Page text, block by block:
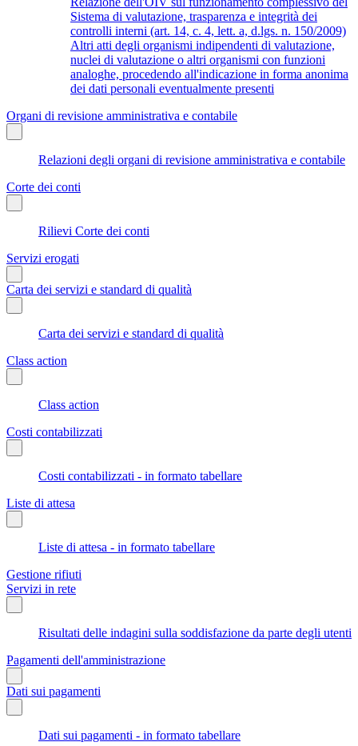
Sistema di valutazione, trasparenza e integrità dei
controlli interni (art. 14, c. 4, lett. a, d.lgs. n. 150/2009)
Altri atti degli organismi indipendenti di valutazione,
nuclei di valutazione o altri organismi con funzioni
analoghe, procedendo all'indicazione in forma anonima
dei dati personali eventualmente presenti
Organi di revisione amministrativa e contabile
Relazioni degli organi di revisione amministrativa e contabile
Corte dei conti
Rilievi Corte dei conti
Servizi erogati
Carta dei servizi e standard di qualità
Carta dei servizi e standard di qualità
Class action
Class action
Costi contabilizzati
Costi contabilizzati - in formato tabellare
Liste di attesa
Liste di attesa - in formato tabellare
Gestione rifiuti
Servizi in rete
Risultati delle indagini sulla soddisfazione da parte degli utenti
Pagamenti dell'amministrazione
Dati sui pagamenti
Dati sui pagamenti - in formato tabellare